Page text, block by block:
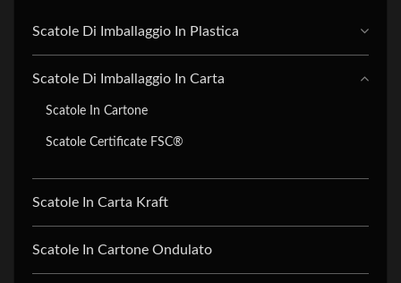
Scatole Di Imballaggio In Plastica
Scatole Di Imballaggio In Carta
Scatole In Cartone
Scatole Certificate FSC®
Scatole In Carta Kraft
Scatole In Cartone Ondulato